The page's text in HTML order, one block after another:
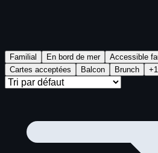
Familial En bord de mer
Accessible
Cartes acceptées
Balcon Brunch